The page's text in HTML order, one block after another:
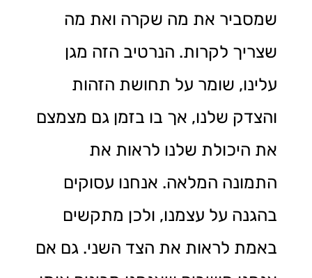
שמסביר את מה שקרה ואת מה
שצריך לקרות. הנרטיב הזה מגן
עלינו, שומר על תחושת הזהות
והצדק שלנו, אך בו בזמן גם מצמצם
את היכולת שלנו לראות את
התמונה המלאה. אנחנו עסוקים
בהגנה על עצמנו, ולכן מתקשים
באמת לראות את הצד השני. גם אם